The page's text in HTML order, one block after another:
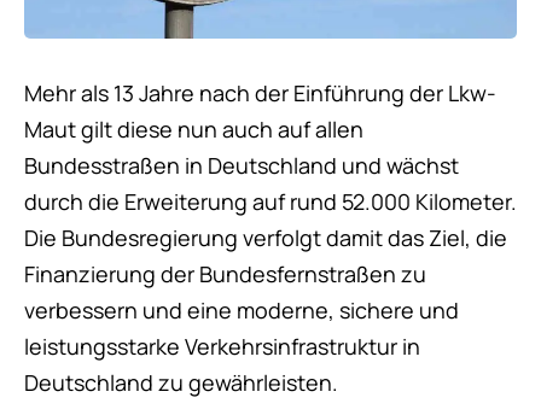
Mehr als 13 Jahre nach der Einführung der Lkw-
Maut gilt diese nun auch auf allen
Bundesstraßen in Deutschland und wächst
durch die Erweiterung auf rund 52.000 Kilometer.
Die Bundesregierung verfolgt damit das Ziel, die
Finanzierung der Bundesfernstraßen zu
verbessern und eine moderne, sichere und
leistungsstarke Verkehrsinfrastruktur in
Deutschland zu gewährleisten.